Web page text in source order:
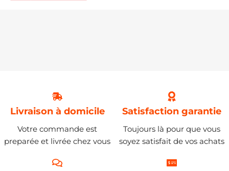
Livraison à domicile
Votre commande est
preparée et livrée chez vous
Satisfaction garantie
Toujours là pour que vous
soyez satisfait de vos achats